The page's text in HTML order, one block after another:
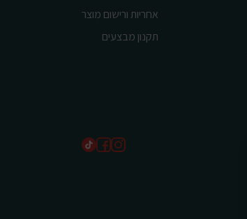
אחריות ורישום מוצר
תקנון מבצעים